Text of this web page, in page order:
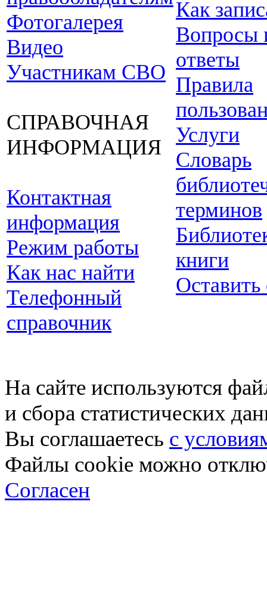
Фотогалерея
Видео
Участникам СВО
СПРАВОЧНАЯ
ИНФОРМАЦИЯ
Контактная
информация
Режим работы
Как нас найти
Телефонный
справочник
Как
Вопросы
ответы
Правила
Услуги
Словарь
терминов
книги
Оставить
На сайте используются
и сбора статистических
Вы соглашаетесь с
Файлы cookie можно
Согласен